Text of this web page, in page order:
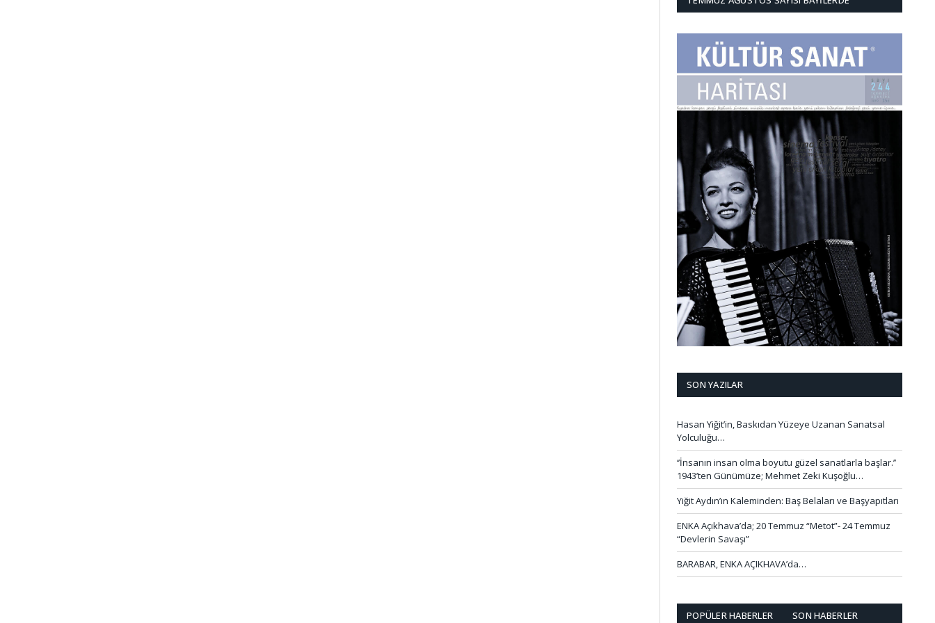
SON YAZILAR
Hasan Yiğit’in, Baskıdan Yüzeye Uzanan Sanatsal
Yolculuğu…
‘’İnsanın insan olma boyutu güzel sanatlarla başlar.’’
1943’ten Günümüze; Mehmet Zeki Kuşoğlu…
Yiğit Aydın’ın Kaleminden: Baş Belaları ve Başyapıtları
ENKA Açıkhava’da; 20 Temmuz “Metot”- 24 Temmuz
“Devlerin Savaşı”
BARABAR, ENKA AÇIKHAVA’da…
POPÜLER HABERLER SON HABERLER